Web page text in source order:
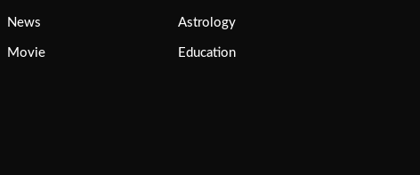
News Astrology
Movie Education